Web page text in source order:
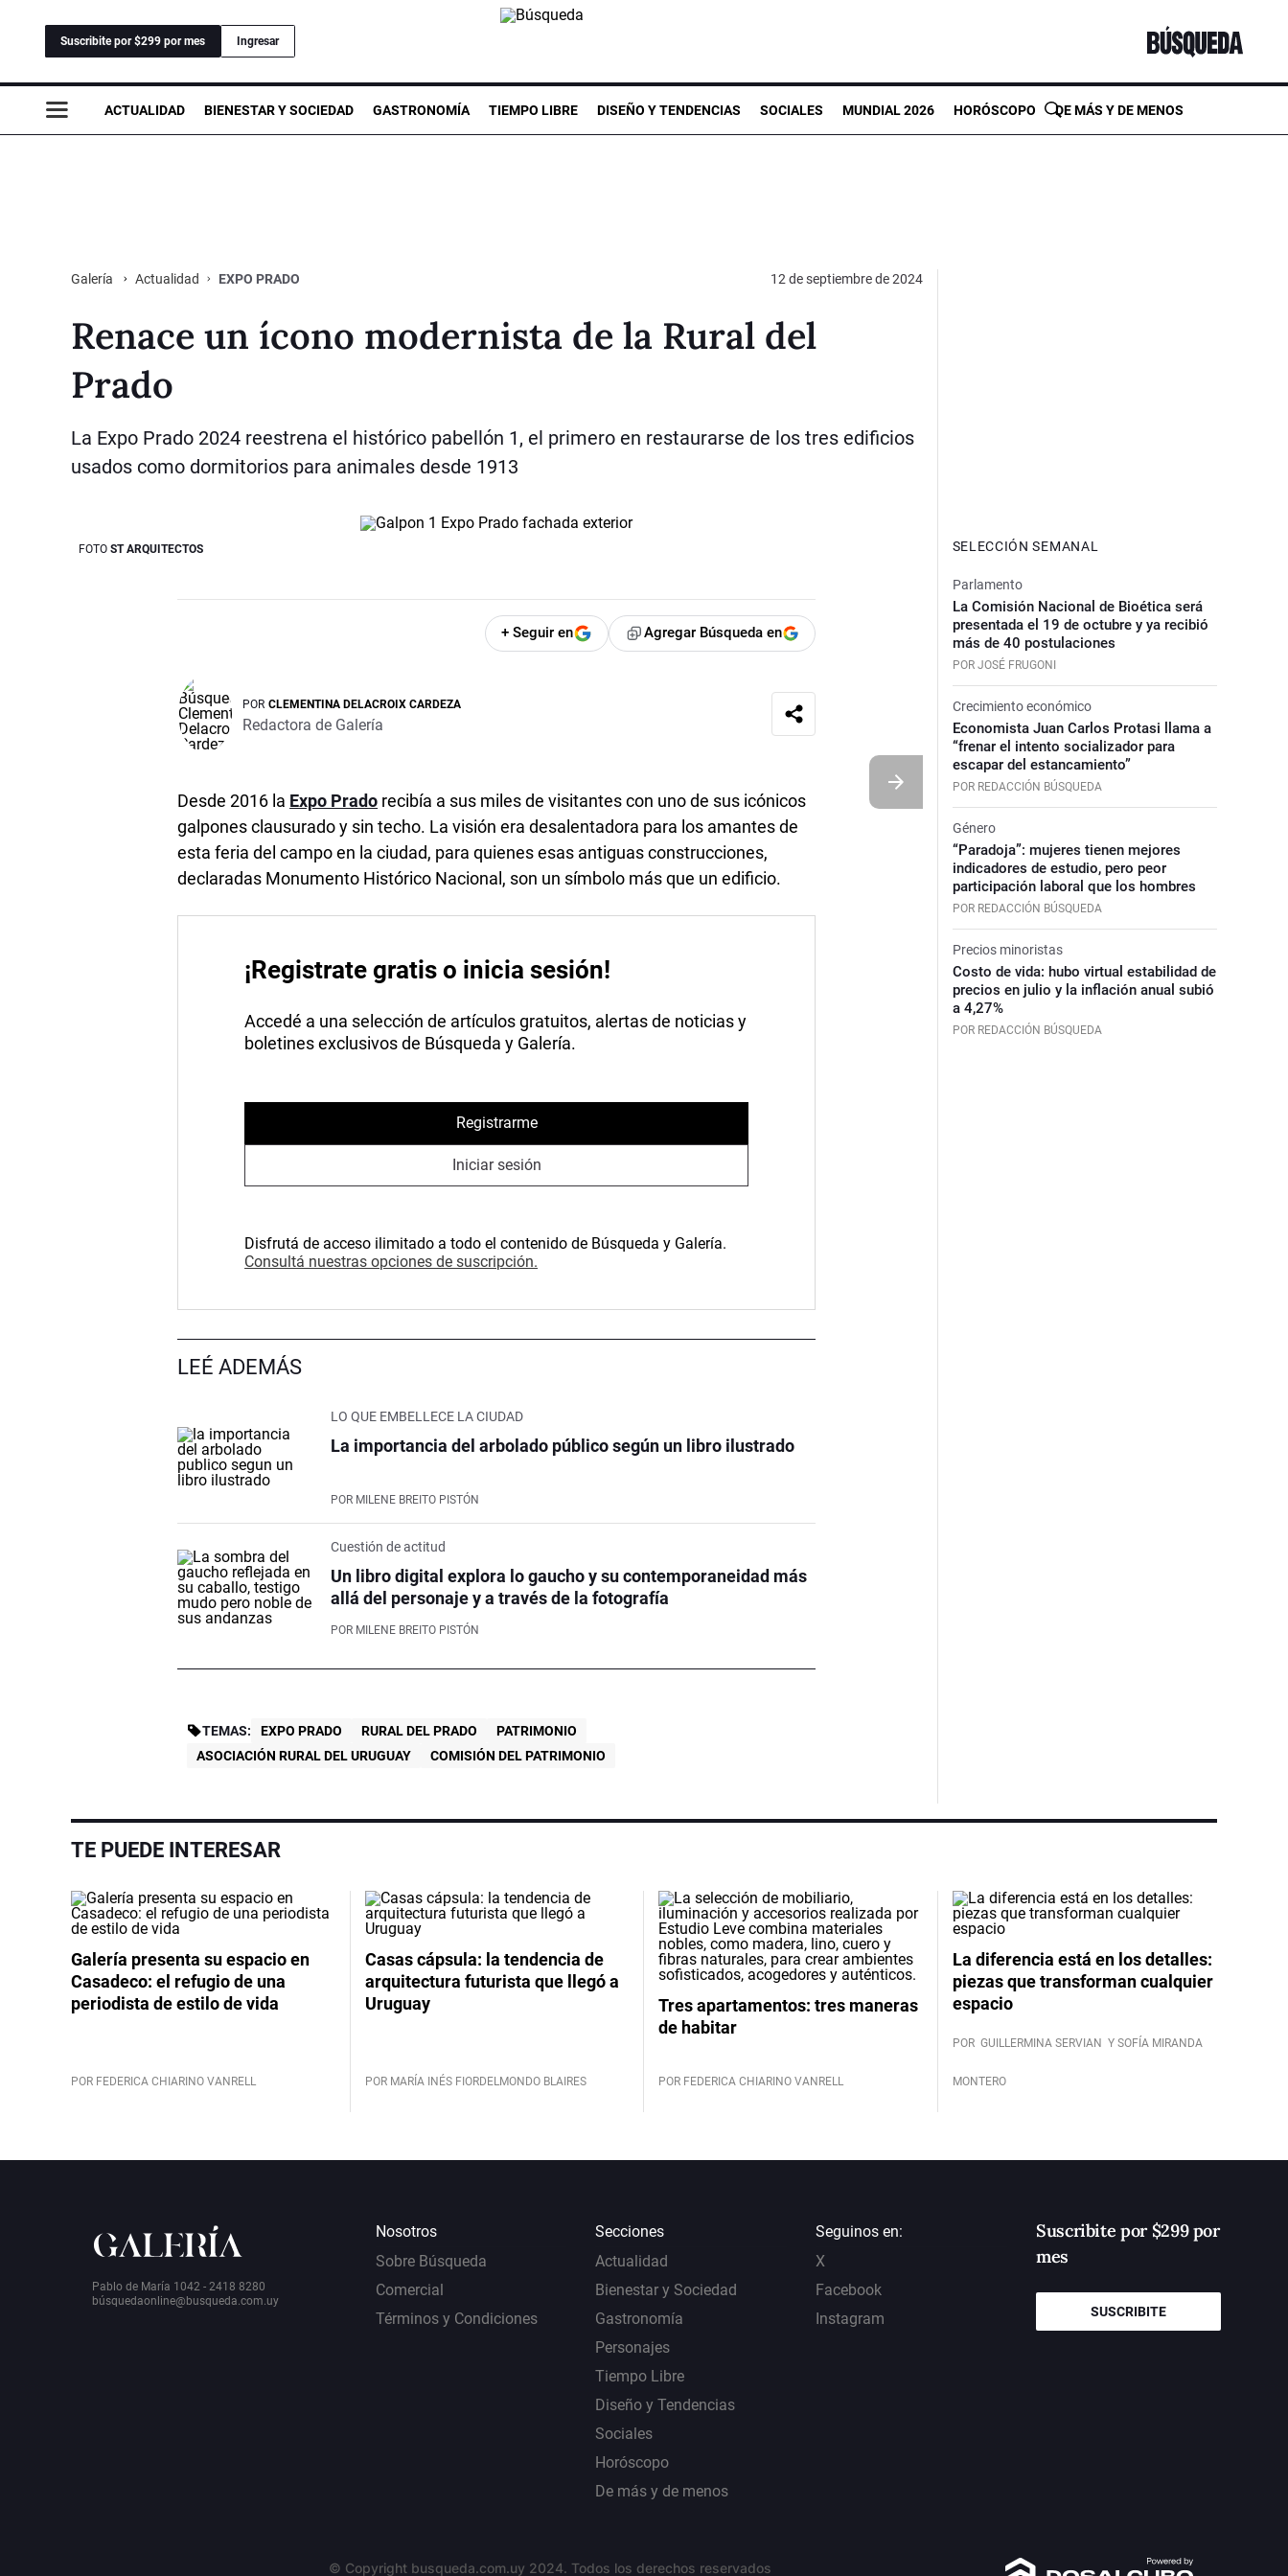
Suscribite por $299 por mes Ingresar
ACTUALIDAD BIENESTAR Y SOCIEDAD GASTRONOMÍA TIEMPO LIBRE DISEÑO Y TENDENCIAS SOCIALES MUNDIAL 2026 HORÓSCOPO DE MÁS Y DE MENOS
Galería Actualidad EXPO PRADO 12 de septiembre de 2024
Renace un ícono modernista de la Rural del
Prado
La Expo Prado 2024 reestrena el histórico pabellón 1, el primero en restaurarse de los tres edificios
usados como dormitorios para animales desde 1913
FOTO ST ARQUITECTOS
+ Seguir en Agregar Búsqueda en
POR CLEMENTINA DELACROIX CARDEZA
Redactora de Galería
Desde 2016 la Expo Prado recibía a sus miles de visitantes con uno de sus icónicos
galpones clausurado y sin techo. La visión era desalentadora para los amantes de
esta feria del campo en la ciudad, para quienes esas antiguas construcciones,
declaradas Monumento Histórico Nacional, son un símbolo más que un edificio.
¡Registrate gratis o inicia sesión!
Accedé a una selección de artículos gratuitos, alertas de noticias y
boletines exclusivos de Búsqueda y Galería.
Registrarme
Iniciar sesión
Disfrutá de acceso ilimitado a todo el contenido de Búsqueda y Galería.
Consultá nuestras opciones de suscripción.
LEÉ ADEMÁS
LO QUE EMBELLECE LA CIUDAD
La importancia del arbolado público según un libro ilustrado
POR MILENE BREITO PISTÓN
Cuestión de actitud
Un libro digital explora lo gaucho y su contemporaneidad más
allá del personaje y a través de la fotografía
POR MILENE BREITO PISTÓN
TEMAS: EXPO PRADO RURAL DEL PRADO
PATRIMONIO
ASOCIACIÓN RURAL DEL URUGUAY
COMISIÓN DEL PATRIMONIO
SELECCIÓN SEMANAL
Parlamento
La Comisión Nacional de Bioética será
presentada el 19 de octubre y ya recibió
más de 40 postulaciones
POR JOSÉ FRUGONI
Crecimiento económico
Economista Juan Carlos Protasi llama a
“frenar el intento socializador para
escapar del estancamiento”
POR REDACCIÓN BÚSQUEDA
Género
“Paradoja”: mujeres tienen mejores
indicadores de estudio, pero peor
participación laboral que los hombres
POR REDACCIÓN BÚSQUEDA
Precios minoristas
Costo de vida: hubo virtual estabilidad de
precios en julio y la inflación anual subió
a 4,27%
POR REDACCIÓN BÚSQUEDA
TE PUEDE INTERESAR
Galería presenta su espacio en
Casadeco: el refugio de una
periodista de estilo de vida
POR FEDERICA CHIARINO VANRELL
Casas cápsula: la tendencia de
arquitectura futurista que llegó a
Uruguay
POR MARÍA INÉS FIORDELMONDO BLAIRES
Tres apartamentos: tres maneras
de habitar
POR FEDERICA CHIARINO VANRELL
La diferencia está en los detalles:
piezas que transforman cualquier
espacio
POR GUILLERMINA SERVIAN Y SOFÍA MIRANDA
MONTERO
Pablo de María 1042 - 2418 8280
búsquedaonline@busqueda.com.uy
Nosotros
Sobre Búsqueda
Comercial
Términos y Condiciones
Secciones
Actualidad
Bienestar y Sociedad
Gastronomía
Personajes
Tiempo Libre
Diseño y Tendencias
Sociales
Horóscopo
De más y de menos
Seguinos en:
X
Facebook
Instagram
Suscribite por $299 por
mes
SUSCRIBITE
© Copyright busqueda.com.uy 2024. Todos los derechos reservados